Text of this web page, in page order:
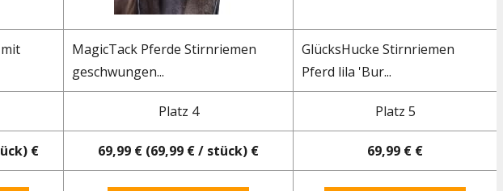
MagicTack Pferde Stirnriemen
geschwungen...
GlücksHucke Stirnriemen
Pferd lila 'Bur...
Platz 4 Platz 5
€ 69,99 € (69,99 € / stück) € 69,99 € €